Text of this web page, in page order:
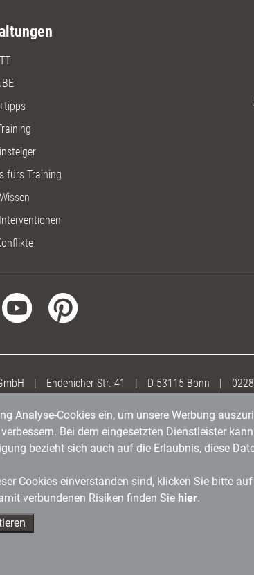
fürs Training
| Endenicher Str. 41 | D-53115 Bonn |
Analyse-Cookies ein, um unsere Werbung
Bei dem eingesetzten Dienstleister
bezieht sich auch auf die Erlaubnis, diese
Cookies einverstanden sind, klicken Sie bitte
verbundenen Risiken finden Sie hier.